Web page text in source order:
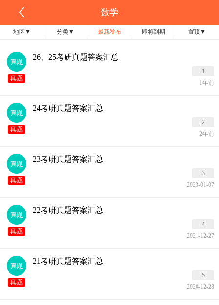
数学
地区 ▼ 分类▼ 最新发布 即将到期 置顶▼
真题
26、25考研真题答案汇总
1
1年前
真题
24考研真题答案汇总
2
2年前
真题
23考研真题答案汇总
3
2023-01-07
真题
22考研真题答案汇总
4
2021-12-27
真题
21考研真题答案汇总
5
2020-12-28